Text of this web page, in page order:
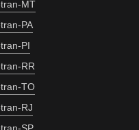
MT
PA
PI
RR
TO
RJ